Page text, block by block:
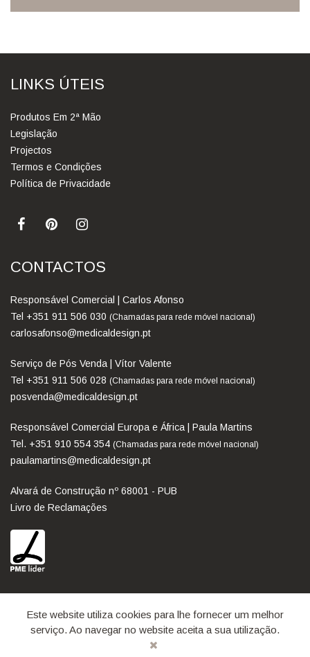
LINKS ÚTEIS
Produtos Em 2ª Mão
Legislação
Projectos
Termos e Condições
Política de Privacidade
CONTACTOS
Responsável Comercial | Carlos Afonso
Tel +351 911 506 030 (Chamadas para rede móvel nacional)
carlosafonso@medicaldesign.pt
Serviço de Pós Venda | Vítor Valente
Tel +351 911 506 028 (Chamadas para rede móvel nacional)
posvenda@medicaldesign.pt
Responsável Comercial Europa e África | Paula Martins
Tel. +351 910 554 354 (Chamadas para rede móvel nacional)
paulamartins@medicaldesign.pt
Alvará de Construção nº 68001 - PUB
Livro de Reclamações
© 2026 Medical Design- Todos os Direitos Reservados
Este website utiliza cookies para lhe fornecer um melhor
serviço. Ao navegar no website aceita a sua utilização.